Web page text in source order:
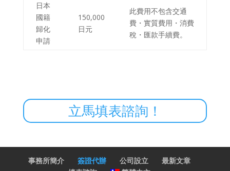
日本
國籍
歸化
申請
150,000
日元
此費用不包含交通
費・實質費用・消費
稅・匯款手續費。
立馬填表諮詢！
事務所簡介 簽證代辦 公司設立
最新文章